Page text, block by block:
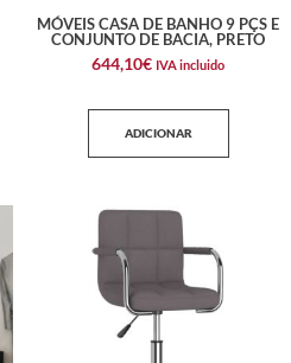
MÓVEIS CASA DE BANHO 9 PÇS E
CONJUNTO DE BACIA, PRETO
644,10€ IVA incluido
ADICIONAR